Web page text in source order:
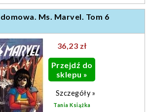
Ms. Marvel. Tom 6
36,23 zł
Przejdź do
sklepu »
Szczegóły »
Tania Książka